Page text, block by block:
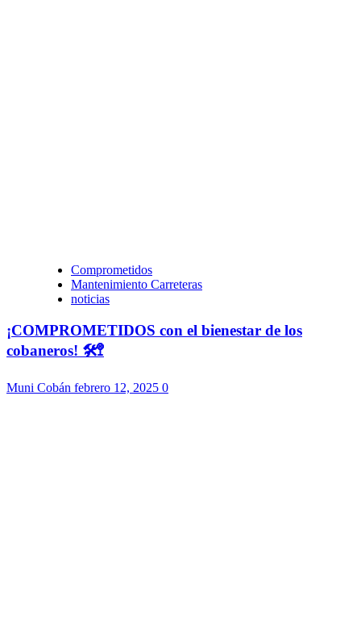
Comprometidos
Mantenimiento Carreteras
noticias
¡COMPROMETIDOS con el bienestar de los
cobaneros! 🛠️🚏
Muni Cobán febrero 12, 2025 0